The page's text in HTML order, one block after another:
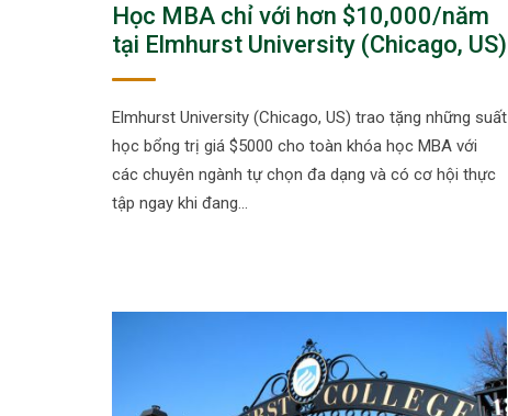
Học MBA chỉ với hơn $10,000/năm
tại Elmhurst University (Chicago, US)
Elmhurst University (Chicago, US) trao tặng những suất
học bổng trị giá $5000 cho toàn khóa học MBA với
các chuyên ngành tự chọn đa dạng và có cơ hội thực
tập ngay khi đang…